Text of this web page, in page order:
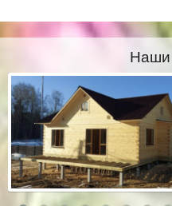
Наши